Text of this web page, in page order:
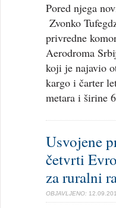
Pored njega
Zvonko
privredne
Aerodroma
koji je najavio
kargo i čarter
metara i širine
Usvojene
četvrti
za ruralni
OBJAVLJENO: